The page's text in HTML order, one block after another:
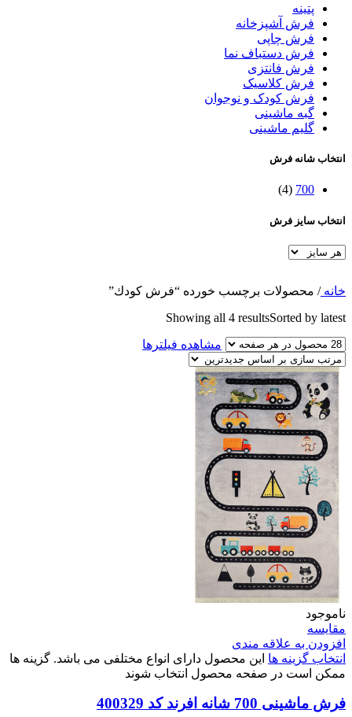
پتینه
فرش آشپزخانه
فرش چاپی
فرش دستباف نما
فرش فانتزی
فرش کلاسیک
فرش کودک و نوجوان
گبه ماشینی
گلیم ماشینی
انتخاب شانه فرش
700
(4)
انتخاب سایز فرش
خانه/ محصولات برچسب خورده “فرش كودك”
Showing all 4 resultsSorted by latest
مشاهده فیلترها
ناموجود
مقایسه
افزودن به علاقه مندی
انتخاب گزینه ها این محصول دارای انواع مختلفی می باشد. گزینه ها
ممکن است در صفحه محصول انتخاب شوند
فرش ماشینی 700 شانه افرند كد 400329